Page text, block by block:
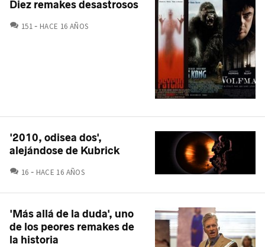
Diez remakes desastrosos
151COMENTARIOS
HACE 16 AÑOS
'2010, odisea dos',
alejándose de Kubrick
16 COMENTARIOS
HACE 16 AÑOS
'Más allá de la duda', uno
de los peores remakes de
la historia